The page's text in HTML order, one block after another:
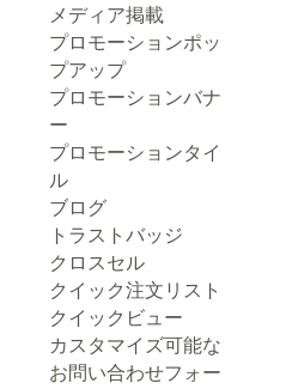
メディア掲載
プロモーションポッ
プアップ
プロモーションバナ
ー
プロモーションタイ
ル
ブログ
トラストバッジ
クロスセル
クイック注文リスト
クイックビュー
カスタマイズ可能な
お問い合わせフォー